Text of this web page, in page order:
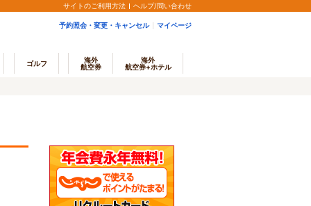
サイトのご利用方法 ヘルプ/問い合わせ
予約照会・変更・キャンセル マイページ
ゴルフ
海外
航空券
海外
航空券+ホテル